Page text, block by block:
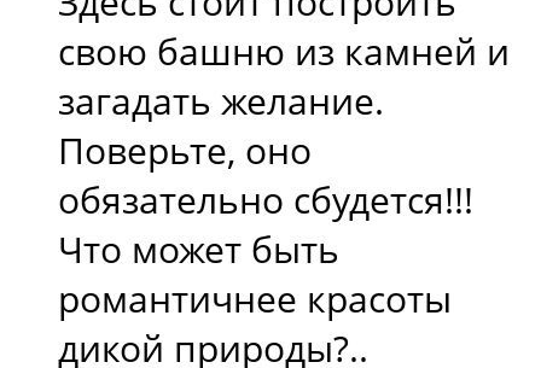
свою башню из камней и
загадать желание.
Поверьте, оно
обязательно сбудется!!!
Что может быть
романтичнее красоты
дикой природы?..